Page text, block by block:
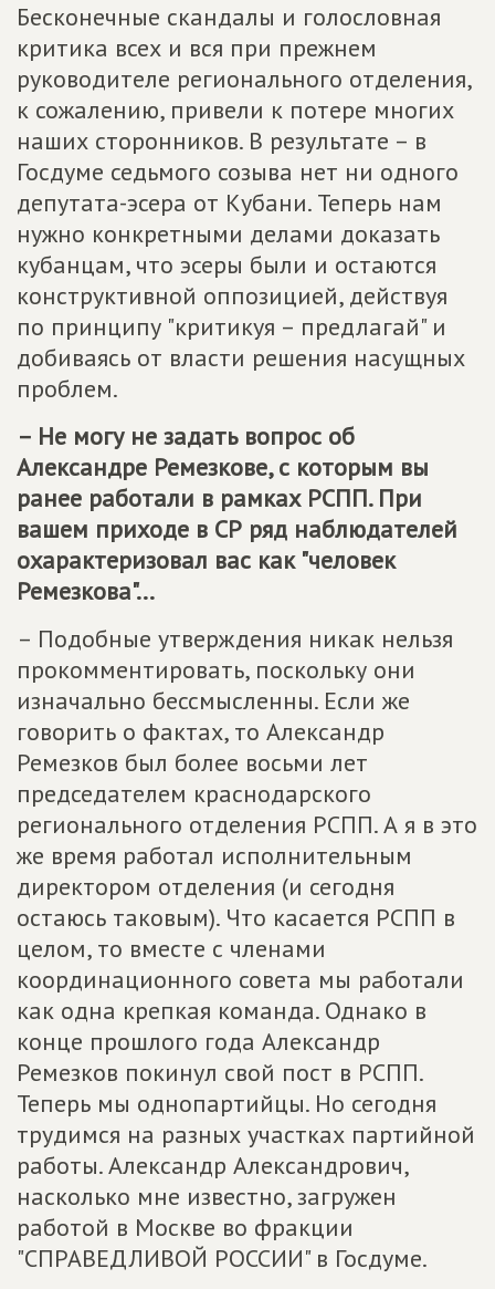
Бесконечные скандалы и голословная
критика всех и вся при прежнем
руководителе регионального отделения,
к сожалению, привели к потере многих
наших сторонников. В результате – в
Госдуме седьмого созыва нет ни одного
депутата-эсера от Кубани. Теперь нам
нужно конкретными делами доказать
кубанцам, что эсеры были и остаются
конструктивной оппозицией, действуя
по принципу "критикуя – предлагай" и
добиваясь от власти решения насущных
проблем.
– Не могу не задать вопрос об
Александре Ремезкове, с которым вы
ранее работали в рамках РСПП. При
вашем приходе в СР ряд наблюдателей
охарактеризовал вас как "человек
Ремезкова"...
– Подобные утверждения никак нельзя
прокомментировать, поскольку они
изначально бессмысленны. Если же
говорить о фактах, то Александр
Ремезков был более восьми лет
председателем краснодарского
регионального отделения РСПП. А я в это
же время работал исполнительным
директором отделения (и сегодня
остаюсь таковым). Что касается РСПП в
целом, то вместе с членами
координационного совета мы работали
как одна крепкая команда. Однако в
конце прошлого года Александр
Ремезков покинул свой пост в РСПП.
Теперь мы однопартийцы. Но сегодня
трудимся на разных участках партийной
работы. Александр Александрович,
насколько мне известно, загружен
работой в Москве во фракции
"СПРАВЕДЛИВОЙ РОССИИ" в Госдуме.